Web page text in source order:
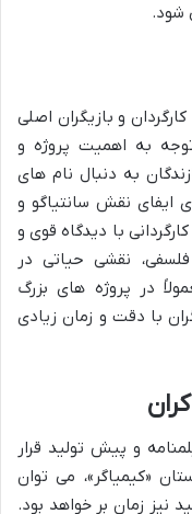
شود.
و بازیگران اصلی
به اهمیت پروژه و
به دنبال نام های
ایفای نقش سانتیاگو و
با دیدگاه قوی و
نقشی حیاتی در
در پروژه های بزرگ
با دقت و زمان زیادی
و پیش تولید قرار
«کیمیاگر»، می توان
نیز زمان بر خواهد بود.